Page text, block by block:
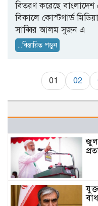
বিতরণ করেছে
বিকালে কোস্টগার্ড
সাব্বির আলম সুজন এ
...বিস্তারিত পড়ুন
01 02